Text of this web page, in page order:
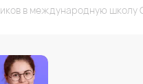
в международную школу